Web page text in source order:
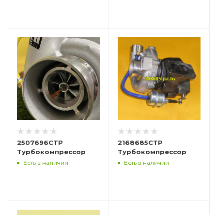
2507696CTP
Турбокомпрессор
Есть в наличии
2168685CTP
Турбокомпрессор
Есть в наличии